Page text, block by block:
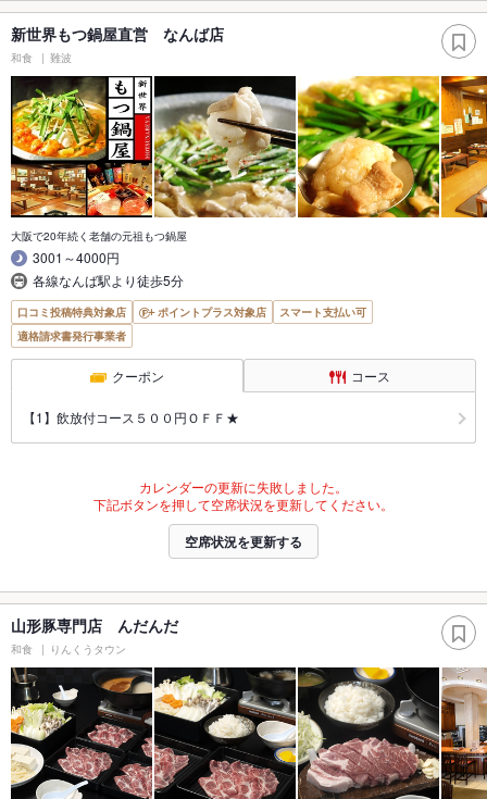
新世界もつ鍋屋直営 なんば店
和食 難波
大阪で20年続く老舗の元祖もつ鍋屋
3001～4000円
各線なんば駅より徒歩5分
口コミ投稿特典対象店 ポイントプラス対象店
スマート支払い可
適格請求書発行事業者
クーポン コース
【1】飲放付コース５００円ＯＦＦ★
カレンダーの更新に失敗しました。
下記ボタンを押して空席状況を更新してください。
空席状況を更新する
山形豚専門店 んだんだ
和食 りんくうタウン